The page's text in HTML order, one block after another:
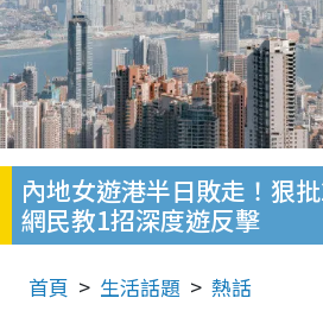
內地女遊港半日敗走！狠
網民教1招深度遊反擊
首頁 生活話題 熱話